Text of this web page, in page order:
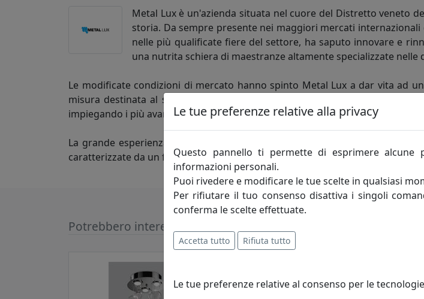
Metal Lux è un'azienda situata nel cuore del Distretto veneto
storia. Da sempre presente nei maggiori mercati
nelle più qualificate fiere del settore, ha saputo innovare e
una nutrita schiera di maestranze altamente specializzate
Le modificate condizioni di mercato hanno spinto Metal Lux a dar vita ad
misura destinata al settore dell'ospitalità e all'abitativo di alto livello.
impiegando i più avanzati sistemi di progettazione e attrezzature di ultima
La grande esperienza maturata in questi anni di operatività e presenza
caratterizzate da un forte contenuto tecnologico a prezzi competitivi e in
Potrebbero interessarti
Le tue preferenze relative alla privacy
Questo pannello ti permette di esprimere alcune
informazioni personali.
Puoi rivedere e modificare le tue scelte in qualsiasi
Per rifiutare il tuo consenso disattiva i singoli
conferma le scelte effettuate.
Accetta tutto Rifiuta tutto
Le tue preferenze relative al consenso per le